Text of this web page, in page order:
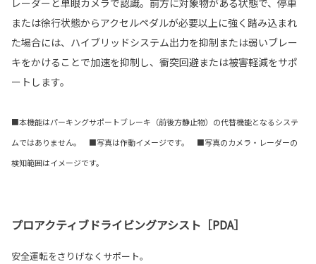
レーダーと単眼カメラで認識。前方に対象物がある状態で、停車
または徐行状態からアクセルペダルが必要以上に強く踏み込まれ
た場合には、ハイブリッドシステム出力を抑制または弱いブレー
キをかけることで加速を抑制し、衝突回避または被害軽減をサポ
ートします。
■本機能はパーキングサポートブレーキ（前後方静止物）の代替機能となるシステ
ムではありません。 ■写真は作動イメージです。 ■写真のカメラ・レーダーの
検知範囲はイメージです。
プロアクティブドライビングアシスト［PDA］
安全運転をさりげなくサポート。